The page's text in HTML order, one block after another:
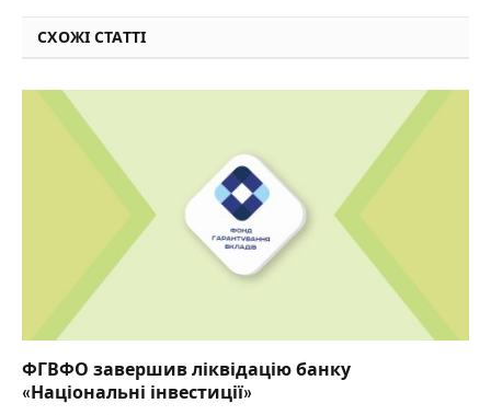
СХОЖІ СТАТТІ
ФГВФО завершив ліквідацію банку
«Національні інвестиції»